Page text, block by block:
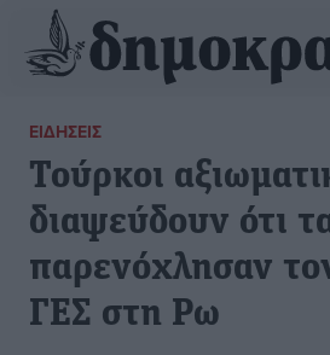
ΕΙΔΉΣΕΙΣ
Τούρκοι
διαψεύδουν ότι
παρενόχλησαν
ΓΕΣ στη Ρω